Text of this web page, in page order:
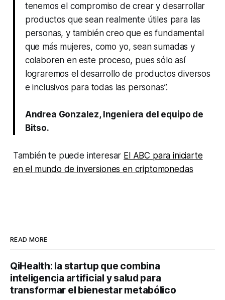
tenemos el compromiso de crear y desarrollar
productos que sean realmente útiles para las
personas, y también creo que es fundamental
que más mujeres, como yo, sean sumadas y
colaboren en este proceso, pues sólo así
lograremos el desarrollo de productos diversos
e inclusivos para todas las personas”.
Andrea Gonzalez, Ingeniera del equipo de
Bitso.
También te puede interesar El ABC para iniciarte
en el mundo de inversiones en criptomonedas
READ MORE
QiHealth: la startup que combina
inteligencia artificial y salud para
transformar el bienestar metabólico